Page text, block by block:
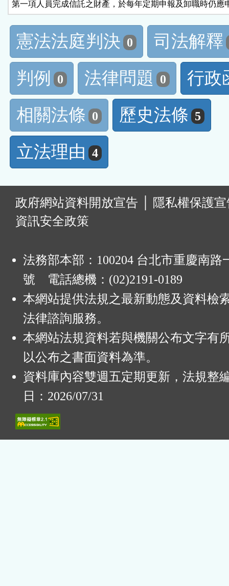
第一項人員完成信託之財產，於每年定期申報及卸職時仍應
憲法法庭判決 0
司法解釋
判例
0 法律問題 0
行政
相關法條 0 歷史法條 5
立法理由 4
政府網站資料開放宣告
隱私權保護
資訊安全政策
法務部本部：100204 台北市重慶南路
號 電話總機：(02)2191-0189
本網站提供法規之最新動態及資料檢
法律諮詢服務。
本網站法規資料若與機關公布文字有
以公布之書面資料為準。
資料庫內容雙週五定期更新，法規整
日：2026/07/31